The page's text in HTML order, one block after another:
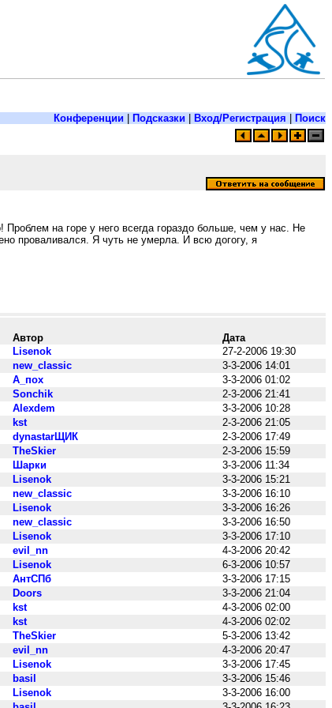
Конференции Подсказки Вход/Регистрация Поиск
на горе у него всегда гораздо больше, чем у нас. Не
проваливался. Я чуть не умерла. И всю догогу, я
Автор
Дата
Lisenok
27-2-2006 19:30
new_classic
3-3-2006 14:01
А_пох
3-3-2006 01:02
Sonchik
2-3-2006 21:41
Alexdem
3-3-2006 10:28
kst
2-3-2006 21:05
dynastarЩИК
2-3-2006 17:49
TheSkier
2-3-2006 15:59
Шарки
3-3-2006 11:34
Lisenok
3-3-2006 15:21
new_classic
3-3-2006 16:10
Lisenok
3-3-2006 16:26
new_classic
3-3-2006 16:50
Lisenok
3-3-2006 17:10
evil_nn
4-3-2006 20:42
Lisenok
6-3-2006 10:57
АнтСПб
3-3-2006 17:15
Doors
3-3-2006 21:04
kst
4-3-2006 02:00
kst
4-3-2006 02:02
TheSkier
5-3-2006 13:42
evil_nn
4-3-2006 20:47
Lisenok
3-3-2006 17:45
basil
3-3-2006 15:46
Lisenok
3-3-2006 16:00